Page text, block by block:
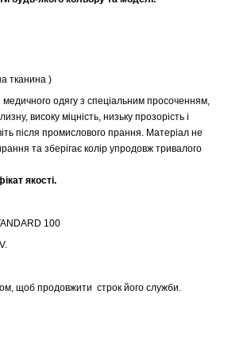
тканина )
медичного одягу з спеціальним просоченням,
високу міцність, низьку прозорість і
після промислового прання. Матеріал не
та зберігає колір упродовж тривалого
якості.
100
щоб продовжити строк його служби.